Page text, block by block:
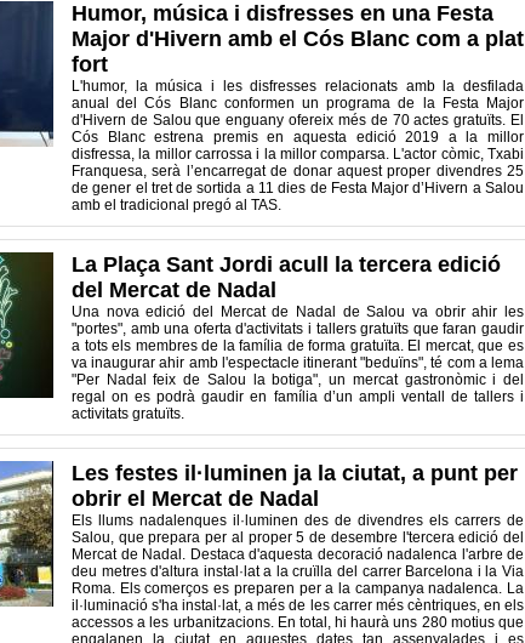
Humor, música i disfresses en una Festa
Major d'Hivern amb el Cós Blanc com a plat
fort
L'humor, la música i les disfresses relacionats amb la desfilada
anual del Cós Blanc conformen un programa de la Festa Major
d'Hivern de Salou que enguany ofereix més de 70 actes gratuïts. El
Cós Blanc estrena premis en aquesta edició 2019 a la millor
disfressa, la millor carrossa i la millor comparsa. L'actor còmic, Txabi
Franquesa, serà l’encarregat de donar aquest proper divendres 25
de gener el tret de sortida a 11 dies de Festa Major d’Hivern a Salou
amb el tradicional pregó al TAS.
La Plaça Sant Jordi acull la tercera edició
del Mercat de Nadal
Una nova edició del Mercat de Nadal de Salou va obrir ahir les
"portes", amb una oferta d'activitats i tallers gratuïts que faran gaudir
a tots els membres de la família de forma gratuïta. El mercat, que es
va inaugurar ahir amb l'espectacle itinerant "beduïns", té com a lema
"Per Nadal feix de Salou la botiga", un mercat gastronòmic i del
regal on es podrà gaudir en família d’un ampli ventall de tallers i
activitats gratuïts.
Les festes il·luminen ja la ciutat, a punt per
obrir el Mercat de Nadal
Els llums nadalenques il·luminen des de divendres els carrers de
Salou, que prepara per al proper 5 de desembre l'tercera edició del
Mercat de Nadal. Destaca d'aquesta decoració nadalenca l'arbre de
deu metres d'altura instal·lat a la cruïlla del carrer Barcelona i la Via
Roma. Els comerços es preparen per a la campanya nadalenca. La
il·luminació s'ha instal·lat, a més de les carrer més cèntriques, en els
accessos a les urbanitzacions. En total, hi haurà uns 280 motius que
engalanen la ciutat en aquestes dates tan assenyalades i es